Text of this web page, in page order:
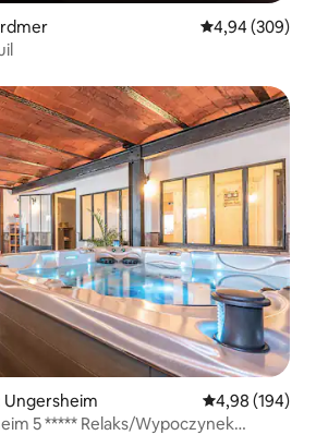
Średnia
4,94 (309)
Ungersheim Średnia
4,98 (194)
5 ***** Relaks/Wypoczynek